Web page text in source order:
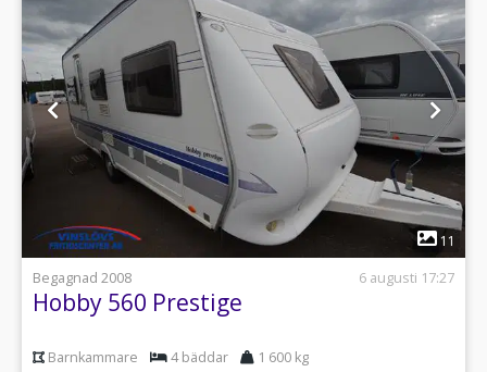
1
11
Begagnad 2008
6 augusti 17:27
Hobby 560 Prestige
Barnkammare 4 bäddar 1 600 kg